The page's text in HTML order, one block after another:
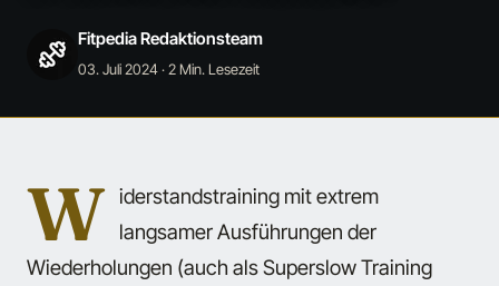
Fitpedia Redaktionsteam
03. Juli 2024· 2 Min. Lesezeit
W iderstandstraining mit extrem
langsamer Ausführungen der
Wiederholungen (auch als Superslow Training